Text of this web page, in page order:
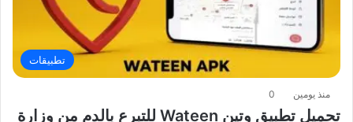
تطبيقات
منذ يومين 0
تحميل تطبيق وتين Wateen للتبرع بالدم من وزارة